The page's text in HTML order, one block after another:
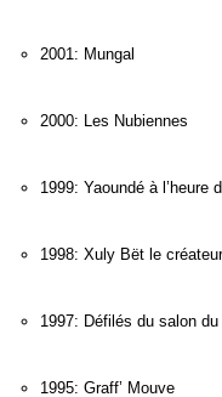
2001: Mungal
2000: Les Nubiennes
1999: Yaoundé à l’heure
1998: Xuly Bët le créateur
1997: Défilés du salon
1995: Graff’ Mouve